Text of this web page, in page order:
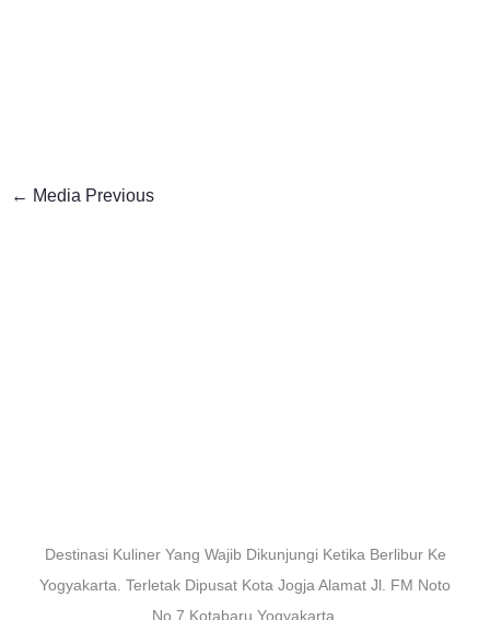
← Media Previous
Destinasi Kuliner Yang Wajib Dikunjungi Ketika Berlibur Ke
Yogyakarta. Terletak Dipusat Kota Jogja Alamat Jl. FM Noto
No.7 Kotabaru Yogyakarta.